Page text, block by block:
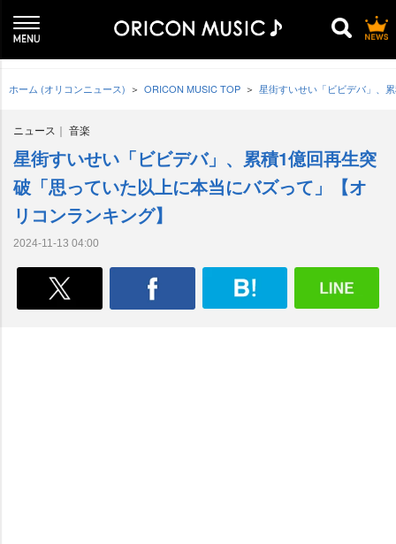
ホーム (オリコンニュース) ORICON MUSIC TOP 星街すいせい「ビビデバ」、
ニュース 音楽
星街すいせい「ビビデバ」、累積1億回再生突
破「思っていた以上に本当にバズって」【オ
リコンランキング】
2024-11-13 04:00